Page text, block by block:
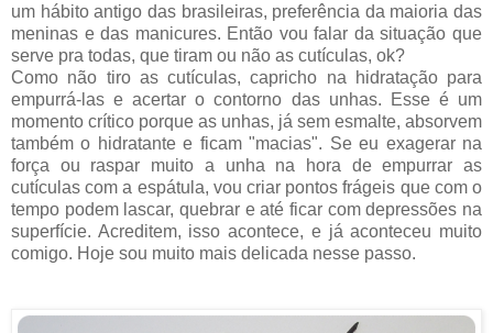
um hábito antigo das brasileiras, preferência da maioria das
meninas e das manicures. Então vou falar da situação que
serve pra todas, que tiram ou não as cutículas, ok?
Como não tiro as cutículas, capricho na hidratação para
empurrá-las e acertar o contorno das unhas. Esse é um
momento crítico porque as unhas, já sem esmalte, absorvem
também o hidratante e ficam "macias". Se eu exagerar na
força ou raspar muito a unha na hora de empurrar as
cutículas com a espátula, vou criar pontos frágeis que com o
tempo podem lascar, quebrar e até ficar com depressões na
superfície. Acreditem, isso acontece, e já aconteceu muito
comigo. Hoje sou muito mais delicada nesse passo.